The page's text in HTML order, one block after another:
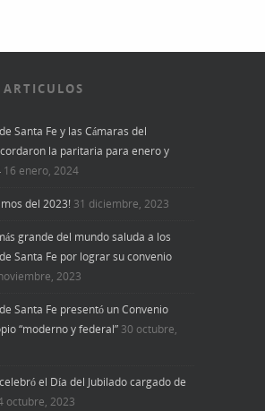
Santa Fe y las Cámaras del
la paritaria para enero y
16 enero, 2024
del 2023! 31 diciembre, 2023
grande del mundo saluda a los
Santa Fe por lograr su convenio
2023
Santa Fe presentó un Convenio
“moderno y federal” 30 octubre,
el Día del Jubilado cargado de
octubre, 2023